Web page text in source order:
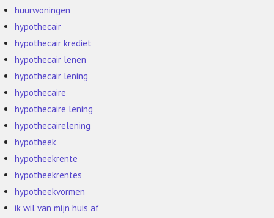
huurwoningen
hypothecair
hypothecair krediet
hypothecair lenen
hypothecair lening
hypothecaire
hypothecaire lening
hypothecairelening
hypotheek
hypotheekrente
hypotheekrentes
hypotheekvormen
ik wil van mijn huis af